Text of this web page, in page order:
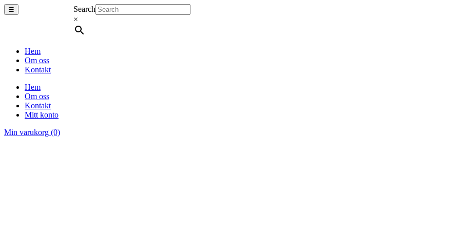
☰
Search
×
Hem
Om oss
Kontakt
Hem
Om oss
Kontakt
Mitt konto
Min varukorg (0)